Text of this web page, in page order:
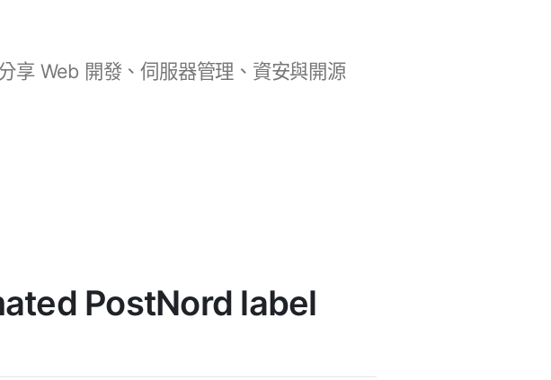
Web 開發、伺服器管理、資安與開源
PostNord label